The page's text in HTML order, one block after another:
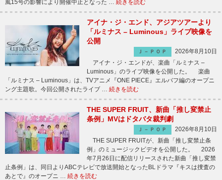
風15号の影響により開催中止となった … 続きを読む
アイナ・ジ・エンド、アジアツアーより
「ルミナス – Luminous」ライブ映像を
公開
Ｊ－ＰＯＰ
2026年8月10日
アイナ・ジ・エンドが、楽曲「ルミナス –
Luminous」のライブ映像を公開した。 楽曲
「ルミナス – Luminous」は、TVアニメ『ONE PIECE』エルバフ編のオープニ
ング主題歌。今回公開されたライブ … 続きを読む
THE SUPER FRUIT、新曲「推し変禁止
条例」MVはドタバタ裁判劇
Ｊ－ＰＯＰ
2026年8月10日
THE SUPER FRUITが、新曲「推し変禁止条
例」のミュージックビデオを公開した。 2026
年7月26日に配信リリースされた新曲「推し変禁
止条例」は、同日よりABCテレビで放送開始となったBLドラマ『キスは捜査の
あとで』のオープニ … 続きを読む